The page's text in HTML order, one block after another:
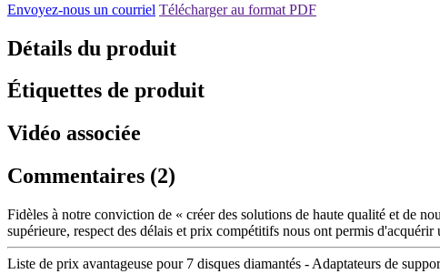
Envoyez-nous un courriel Télécharger au format PDF
Détails du produit
Étiquettes de produit
Vidéo associée
Commentaires (2)
Fidèles à notre conviction de « créer des solutions de haute qualité et de
supérieure, respect des délais et prix compétitifs nous ont permis
Liste de prix avantageuse pour 7 disques diamantés - Adaptateurs de